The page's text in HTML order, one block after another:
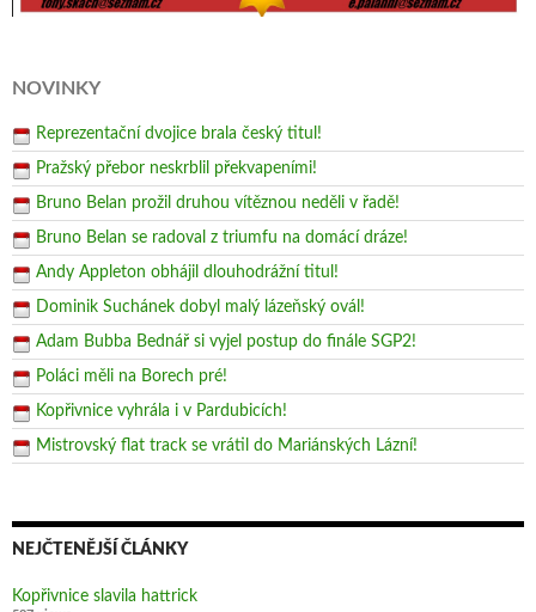
NOVINKY
Reprezentační dvojice brala český titul!
Pražský přebor neskrblil překvapeními!
Bruno Belan prožil druhou vítěznou neděli v řadě!
Bruno Belan se radoval z triumfu na domácí dráze!
Andy Appleton obhájil dlouhodrážní titul!
Dominik Suchánek dobyl malý lázeňský ovál!
Adam Bubba Bednář si vyjel postup do finále SGP2!
Poláci měli na Borech pré!
Kopřivnice vyhrála i v Pardubicích!
Mistrovský flat track se vrátil do Mariánských Lázní!
NEJČTENĚJŠÍ ČLÁNKY
Kopřivnice slavila hattrick